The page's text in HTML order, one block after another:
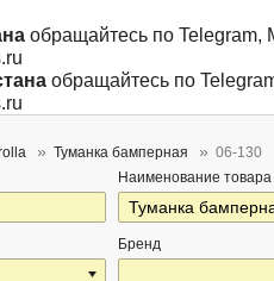
обращайтесь по Telegram,
обращайтесь по
Туманка бамперная
06-130
Наименование товара
Бренд